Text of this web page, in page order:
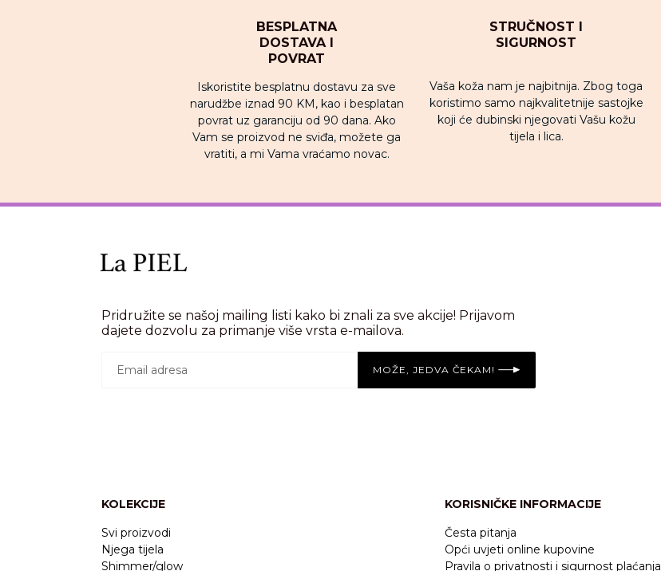
BESPLATNA
DOSTAVA I
POVRAT
Iskoristite besplatnu dostavu za sve
narudžbe iznad 90 KM, kao i besplatan
povrat uz garanciju od 90 dana. Ako
Vam se proizvod ne sviđa, možete ga
vratiti, a mi Vama vraćamo novac.
STRUČNOST I
SIGURNOST
Vaša koža nam je najbitnija. Zbog toga
koristimo samo najkvalitetnije sastojke
koji će dubinski njegovati Vašu kožu
tijela i lica.
Pridružite se našoj mailing listi kako bi znali za sve akcije! Prijavom
dajete dozvolu za primanje više vrsta e-mailova.
MOŽE, JEDVA ČEKAM!
KOLEKCIJE
Svi proizvodi
Njega tijela
Shimmer/glow
KORISNIČKE INFORMACIJE
Česta pitanja
Opći uvjeti online kupovine
Pravila o privatnosti i sigurnost plaćanja